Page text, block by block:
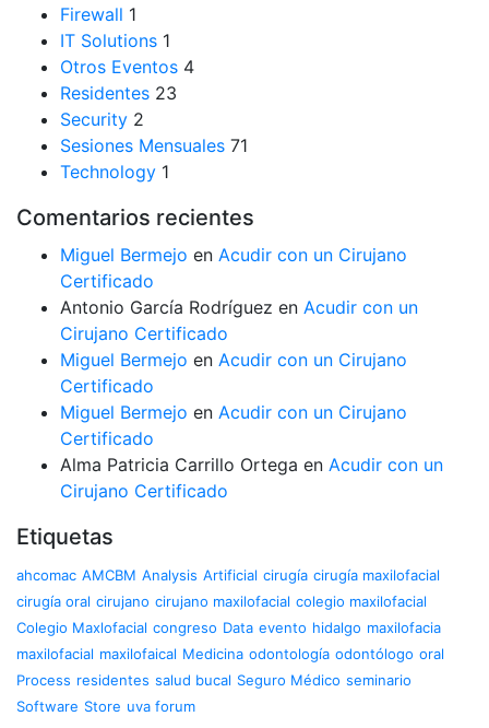
Firewall 1
IT Solutions 1
Otros Eventos 4
Residentes 23
Security 2
Sesiones Mensuales 71
Technology 1
Comentarios recientes
Miguel Bermejo en Acudir con un Cirujano
Certificado
Antonio García Rodríguez en Acudir con un
Cirujano Certificado
Miguel Bermejo en Acudir con un Cirujano
Certificado
Miguel Bermejo en Acudir con un Cirujano
Certificado
Alma Patricia Carrillo Ortega en Acudir con un
Cirujano Certificado
Etiquetas
ahcomac AMCBM Analysis Artificial cirugía cirugía maxilofacial
cirugía oral cirujano cirujano maxilofacial colegio maxilofacial
Colegio Maxlofacial congreso Data evento hidalgo maxilofacia
maxilofacial maxilofaical Medicina odontología odontólogo oral
Process residentes salud bucal Seguro Médico seminario
Software Store uva forum